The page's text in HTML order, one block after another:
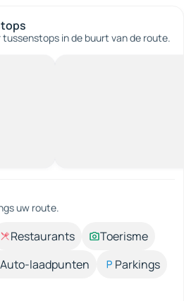
tussenstops in de buurt van de route.
uw route.
Restaurants
Toerisme
Auto-laadpunten
Parkings